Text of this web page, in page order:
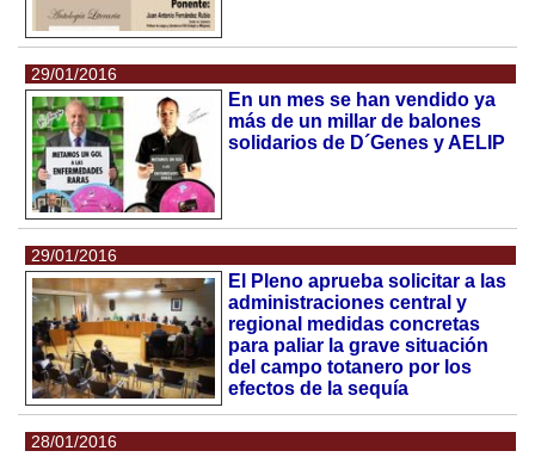
29/01/2016
En un mes se han vendido ya
más de un millar de balones
solidarios de D´Genes y AELIP
29/01/2016
El Pleno aprueba solicitar a las
administraciones central y
regional medidas concretas
para paliar la grave situación
del campo totanero por los
efectos de la sequía
28/01/2016